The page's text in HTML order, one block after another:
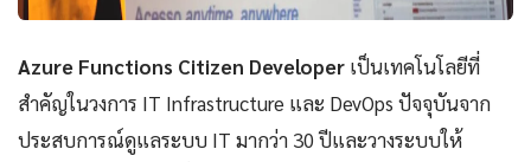
Azure Functions Citizen Developer เป็นเทคโนโลยีที่
สำคัญในวงการ IT Infrastructure และ DevOps ปัจจุบันจาก
ประสบการณ์ดูแลระบบ IT มากว่า 30 ปีและวางระบบให้